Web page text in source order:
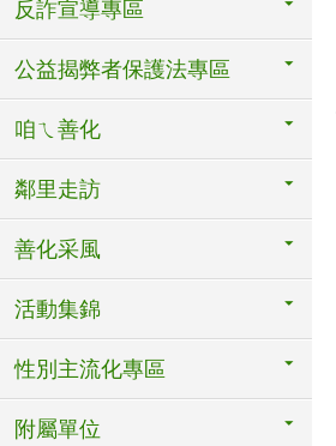
反詐宣導專區
公益揭弊者保護法專區
咱ㄟ善化
鄰里走訪
善化采風
活動集錦
性別主流化專區
附屬單位